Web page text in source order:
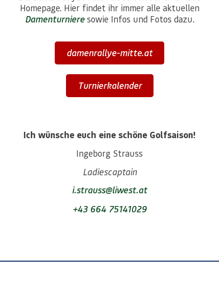
Homepage. Hier findet ihr immer alle aktuellen
Damenturnieresowie Infos und Fotos dazu.
damenrallye-mitte.at
Turnierkalender
Ich wünsche euch eine schöne Golfsaison!
Ingeborg Strauss
Ladiescaptain
i.strauss@liwest.at
+43 664 75141029